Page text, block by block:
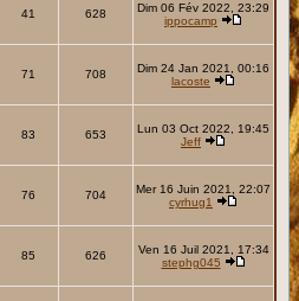
41 628
Dim 06 Fév 2022, 23:29
ippocamp
71 708
Dim 24 Jan 2021, 00:16
lacoste
83 653
Lun 03 Oct 2022, 19:45
Jeff
76 704
Mer 16 Juin 2021, 22:07
cyrhug1
85 626
Ven 16 Juil 2021, 17:34
stephg045